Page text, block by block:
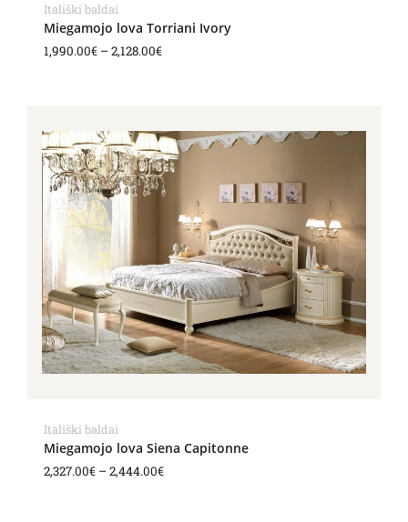
Itališki baldai
Miegamojo lova Torriani Ivory
1,990.00€ –2,128.00€
Itališki baldai
Miegamojo lova Siena Capitonne
2,327.00€ –2,444.00€
2,327.00€
through
2,444.00€